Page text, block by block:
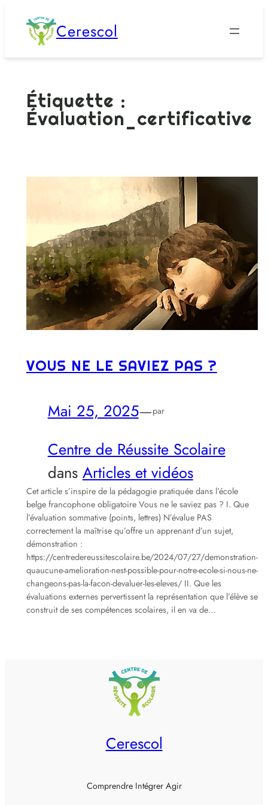
Aller
Cerescol
Étiquette :
Évaluation_certificative
VOUS NE LE SAVIEZ PAS ?
Mai 25, 2025—par
Centre de Réussite Scolaire
dans Articles et vidéos
Cet article s’inspire de la pédagogie pratiquée dans l’école
belge francophone obligatoire Vous ne le saviez pas ? I. Que
l’évaluation sommative (points, lettres) N’évalue PAS
correctement la maîtrise qu’offre un apprenant d’un sujet,
démonstration :
https://centredereussitescolaire.be/2024/07/27/demonstration-
quaucune-amelioration-nest-possible-pour-notre-ecole-si-nous-ne-
changeons-pas-la-facon-devaluer-les-eleves/ II. Que les
évaluations externes pervertissent la représentation que l’élève se
construit de ses compétences scolaires, il en va de…
Cerescol
Comprendre Intégrer Agir